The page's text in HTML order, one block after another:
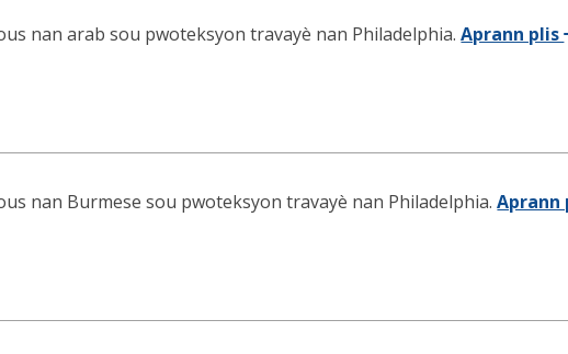
nan arab sou pwoteksyon travayè nan Philadelphia.Aprann plis
nan Burmese sou pwoteksyon travayè nan Philadelphia.